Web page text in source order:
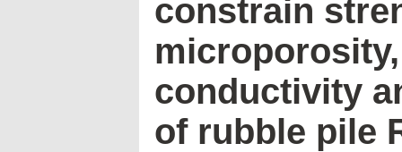
constrain
conductivity
of rubble pile